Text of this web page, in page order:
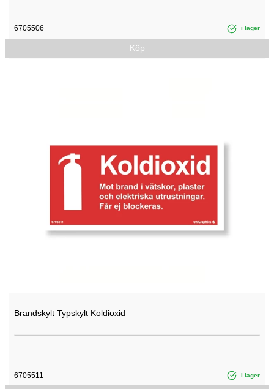
6705506 i lager
Köp
Brandskylt Typskylt Koldioxid
6705511 i lager